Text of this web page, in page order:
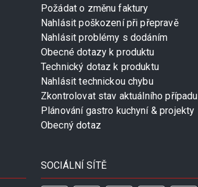
Požádat o změnu faktury
Nahlásit poškození při přepravě
Nahlásit problémy s dodáním
Obecné dotazy k produktu
Technický dotaz k produktu
Nahlásit technickou chybu
Zkontrolovat stav aktuálního případu
Plánování gastro kuchyní & projekty
Obecný dotaz
SOCIÁLNÍ SÍTĚ